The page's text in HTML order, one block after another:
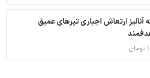
آنالیز ارتعاش اجباری تیرهای عمیق